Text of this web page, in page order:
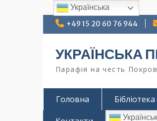
+49 15 20 60 76 944
УКРАЇНСЬКА
Парафія на честь
Головна Бібліотека
Українська